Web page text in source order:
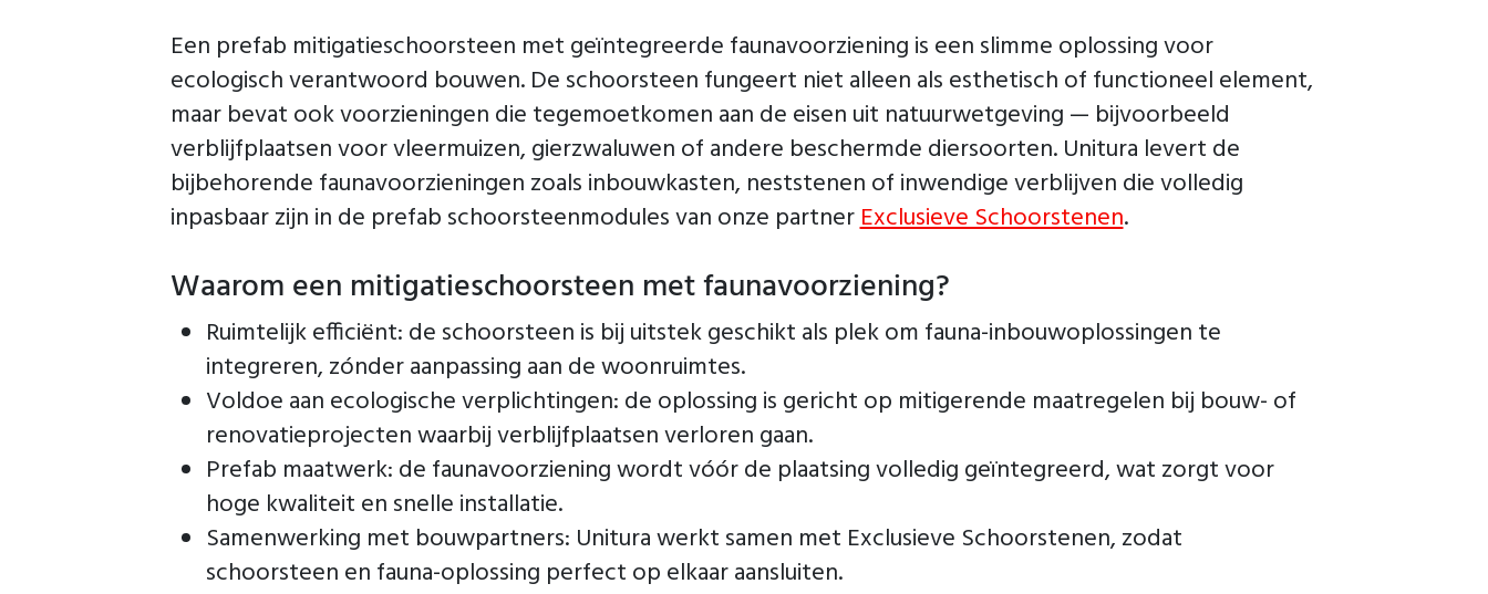
Een prefab mitigatieschoorsteen met geïntegreerde faunavoorziening is een slimme oplossing voor
ecologisch verantwoord bouwen. De schoorsteen fungeert niet alleen als esthetisch of functioneel element,
maar bevat ook voorzieningen die tegemoetkomen aan de eisen uit natuurwetgeving — bijvoorbeeld
verblijfplaatsen voor vleermuizen, gierzwaluwen of andere beschermde diersoorten. Unitura levert de
bijbehorende faunavoorzieningen zoals inbouwkasten, neststenen of inwendige verblijven die volledig
inpasbaar zijn in de prefab schoorsteenmodules van onze partnerExclusieve Schoorstenen.
Waarom een mitigatieschoorsteen met faunavoorziening?
Ruimtelijk efficiënt: de schoorsteen is bij uitstek geschikt als plek om fauna-inbouwoplossingen te
integreren, zónder aanpassing aan de woonruimtes.
Voldoe aan ecologische verplichtingen: de oplossing is gericht op mitigerende maatregelen bij bouw- of
renovatieprojecten waarbij verblijfplaatsen verloren gaan.
Prefab maatwerk: de faunavoorziening wordt vóór de plaatsing volledig geïntegreerd, wat zorgt voor
hoge kwaliteit en snelle installatie.
Samenwerking met bouwpartners: Unitura werkt samen met Exclusieve Schoorstenen, zodat
schoorsteen en fauna-oplossing perfect op elkaar aansluiten.